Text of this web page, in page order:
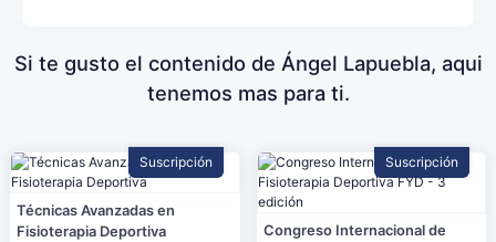
Si te gusto el contenido de Ángel Lapuebla, aqui
tenemos mas para ti.
Suscripción
Técnicas Avanzadas en
Fisioterapia Deportiva
Suscripción
Congreso Internacional de